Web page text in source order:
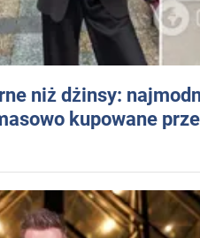
niż dżinsy:
kupowane